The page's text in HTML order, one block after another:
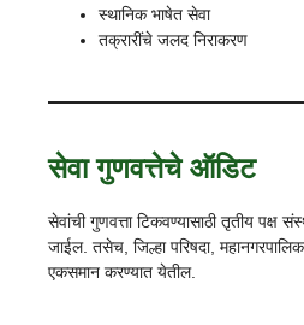
स्थानिक भाषेत सेवा
तक्रारींचे जलद निराकरण
सेवा गुणवत्तेचे ऑडिट
सेवांची गुणवत्ता टिकवण्यासाठी तृतीय पक्ष
जाईल. तसेच, जिल्हा परिषदा,
एकसमान करण्यात येतील.